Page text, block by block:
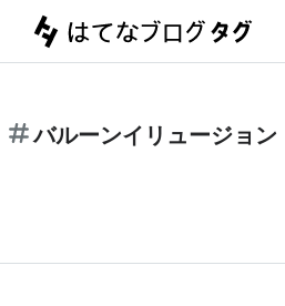
バルーンイリュージョン